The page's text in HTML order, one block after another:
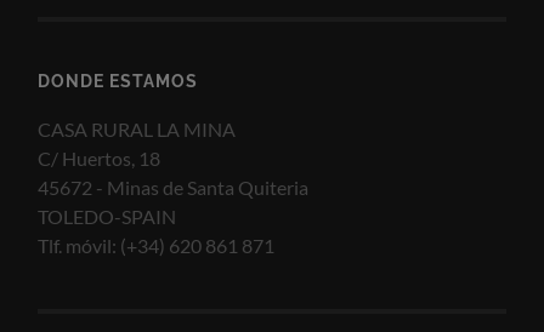
DONDE ESTAMOS
CASA RURAL LA MINA
C/ Huertos, 18
45672 - Minas de Santa Quiteria
TOLEDO-SPAIN
Tlf. móvil: (+34) 620 861 871